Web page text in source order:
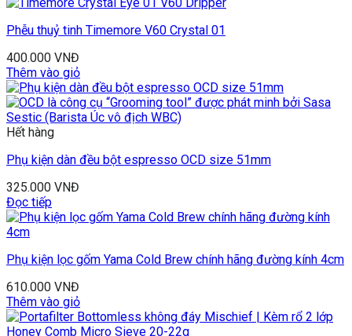
Phễu thuỷ tinh Timemore V60 Crystal 01
400.000 VNĐ
Thêm vào giỏ
Hết hàng
Phụ kiện dàn đều bột espresso OCD size 51mm
325.000 VNĐ
Đọc tiếp
Phụ kiện lọc gốm Yama Cold Brew chính hãng đường kính 4cm
610.000 VNĐ
Thêm vào giỏ